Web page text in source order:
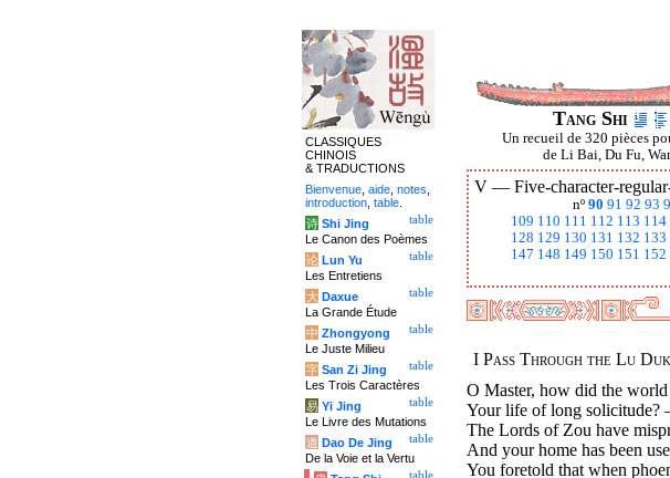
Tang Shi
Un recueil de 320 pièces
de Li Bai, Du Fu,
V — Five-character-
nº 90 91 92 93
109 110 111 112 113 114
128 129 130 131 132 133
147 148 149 150 151 152
I Pass Through the Lu
O Master, how did the
Your life of long solicitude?
The Lords of Zou have
And your home has been
You foretold that when
CLASSIQUES
CHINOIS
& TRADUCTIONS
Bienvenue aide notes
introduction table
table
诗 Shi Jing
Le Canon des Poèmes
table
论 Lun Yu
Les Entretiens
table
大 Daxue
La Grande Étude
table
中 Zhongyong
Le Juste Milieu
table
字 San Zi Jing
Les Trois Caractères
table
易 Yi Jing
Le Livre des Mutations
table
道 Dao De Jing
De la Voie et la Vertu
table